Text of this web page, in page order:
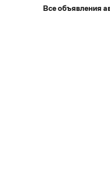
Все объявления